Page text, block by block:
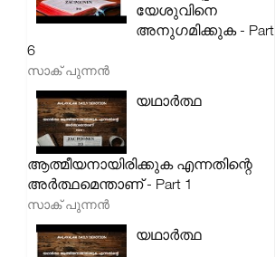
യേശുവിനെ
അനുഗമിക്കുക - Part
6
സാക് പുന്നൻ
യഥാർത്ഥ
ആത്മീയനായിരിക്കുക എന്നതിന്റെ
അർത്ഥമെന്താണ് - Part 1
സാക് പുന്നൻ
യഥാർത്ഥ